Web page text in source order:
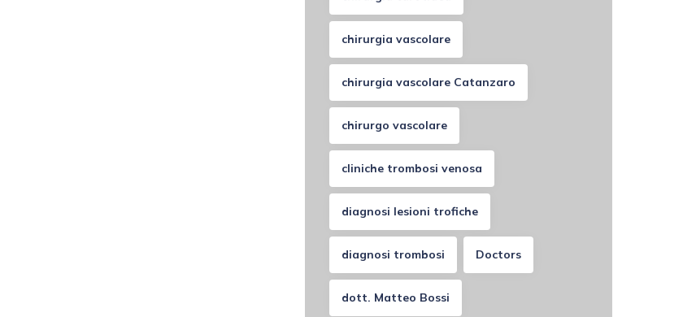
chirurgia vascolare
chirurgia vascolare Catanzaro
chirurgo vascolare
cliniche trombosi venosa
diagnosi lesioni trofiche
diagnosi trombosi Doctors
dott. Matteo Bossi